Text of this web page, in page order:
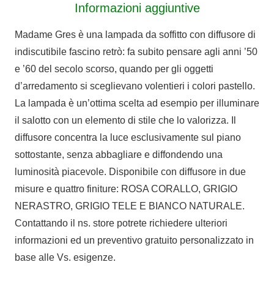
quantità
Informazioni aggiuntive
Madame Gres è una lampada da soffitto con diffusore di
indiscutibile fascino retrò: fa subito pensare agli anni ’50
e ’60 del secolo scorso, quando per gli oggetti
d’arredamento si sceglievano volentieri i colori pastello.
La lampada è un’ottima scelta ad esempio per illuminare
il salotto con un elemento di stile che lo valorizza. Il
diffusore concentra la luce esclusivamente sul piano
sottostante, senza abbagliare e diffondendo una
luminosità piacevole. Disponibile con diffusore in due
misure e quattro finiture: ROSA CORALLO, GRIGIO
NERASTRO, GRIGIO TELE E BIANCO NATURALE.
Contattando il ns. store potrete richiedere ulteriori
informazioni ed un preventivo gratuito personalizzato in
base alle Vs. esigenze.